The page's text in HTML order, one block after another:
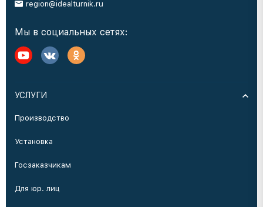
region@idealturnik.ru
Мы в социальных сетях:
УСЛУГИ
Производство
Установка
Госзаказчикам
Для юр. лиц